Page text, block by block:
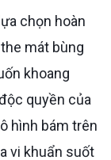
mát bùng
khoang
quyền của
hình bám trên
vi khuẩn suốt